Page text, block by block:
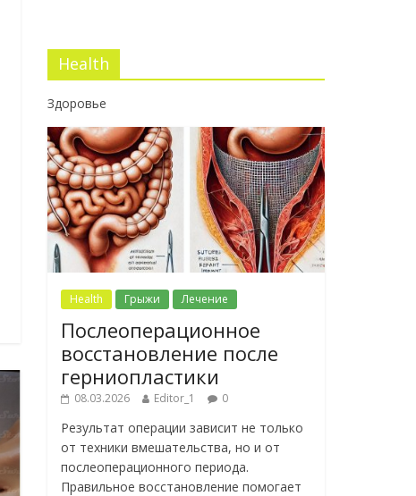
Health
Здоровье
Health Грыжи Лечение
Послеоперационное
восстановление после
герниопластики
08.03.2026 Editor_1 0
Результат операции зависит не только
от техники вмешательства, но и от
послеоперационного периода.
Правильное восстановление помогает